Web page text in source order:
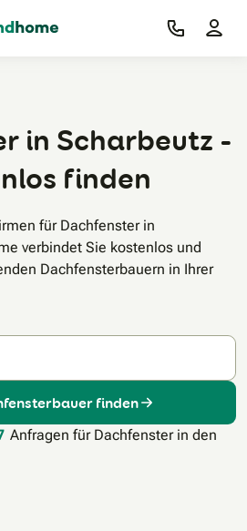
Hauptinhalt
in Scharbeutz -
finden
für Dachfenster in
verbindet Sie kostenlos und
Dachfensterbauern in Ihrer
finden
Anfragen für Dachfenster in den